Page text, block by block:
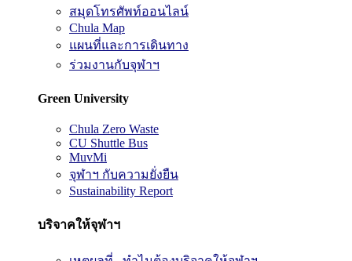
สมุดโทรศัพท์ออนไลน์
Chula Map
แผนที่และการเดินทาง
ร่วมงานกับจุฬาฯ
Green University
Chula Zero Waste
CU Shuttle Bus
MuvMi
จุฬาฯ กับความยั่งยืน
Sustainability Report
บริจาคให้จุฬาฯ